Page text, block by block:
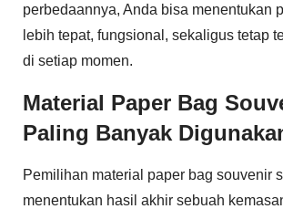
perbedaannya, Anda bisa menentukan
lebih tepat, fungsional, sekaligus tetap
di setiap momen.
Material Paper Bag
Paling Banyak
Pemilihan material paper bag souvenir
menentukan hasil akhir sebuah